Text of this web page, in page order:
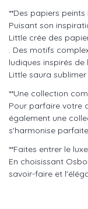
**Des papiers peints
Puisant son
Little crée des
. Des motifs
ludiques inspirés
Little saura
**Une collection
Pour parfaire votre
également une
s'harmonise
**Faites entrer le
En choisissant
savoir-faire et